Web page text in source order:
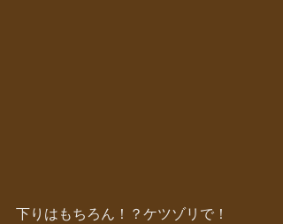
下りはもちろん！？ケツゾリで！